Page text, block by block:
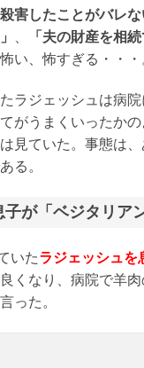
害したことがバレな
「夫の財産を相続
い、怖すぎる・・・
ラジェッシュは病
がうまくいったか
見ていた。事態は
る。
が「ベジタリア
いたラジェッシュを
くなり、病院で羊
った。